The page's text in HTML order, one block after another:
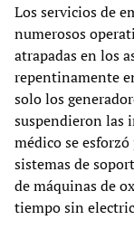
Los servicios de
numerosos
atrapadas en los
repentinamente
solo los
suspendieron las
médico se
sistemas de
de máquinas de
tiempo sin